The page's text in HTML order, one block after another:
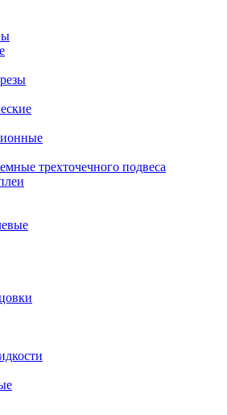
трехточечного подвеса